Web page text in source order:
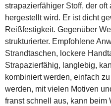
strapazierfähiger Stoff, der
hergestellt wird. Er ist dicht
Reißfestigkeit. Gegenüber
strukturierter. Empfohlene
Strandtaschen, lockere
Strapazierfähig, langlebig,
kombiniert werden, einfach
werden, mit vielen Motiven
franst schnell aus, kann beim